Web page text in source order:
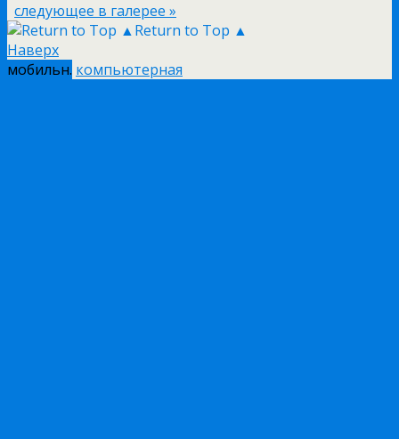
следующее в галерее »
Return to Top ▲
Наверх
мобильн. компьютерная